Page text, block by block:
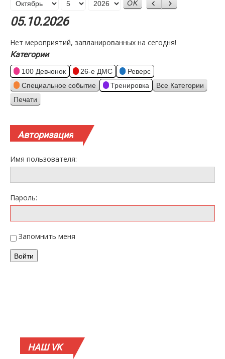
Месяц
День
Год
Назад
Вперед
05.10.2026
Нет мероприятий, запланированных на сегодня!
Категории
100 Девчонок 26-е ДМС
Реверс
Специальное событие
Тренировка Все Категории
Просмотр
Печати
Авторизация
Имя пользователя:
Пароль:
Запомнить меня
Войти
НАШVK